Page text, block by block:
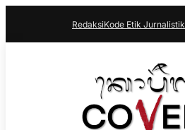
RedaksiKode Etik Jurnalistik